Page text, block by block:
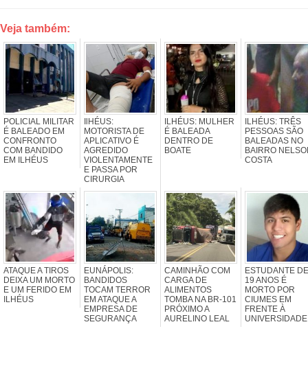
Veja também:
POLICIAL MILITAR
É BALEADO EM
CONFRONTO
COM BANDIDO
EM ILHÉUS
IlHÉUS:
MOTORISTA DE
APLICATIVO É
AGREDIDO
VIOLENTAMENTE
E PASSA POR
CIRURGIA
ILHÉUS: MULHER
É BALEADA
DENTRO DE
BOATE
ILHÉUS: TRÊS
PESSOAS SÃO
BALEADAS NO
BAIRRO
COSTA
ATAQUE A TIROS
DEIXA UM MORTO
E UM FERIDO EM
ILHÉUS
EUNÁPOLIS:
BANDIDOS
TOCAM TERROR
EM ATAQUE A
EMPRESA DE
SEGURANÇA
CAMINHÃO COM
CARGA DE
ALIMENTOS
TOMBA NA BR-101
PRÓXIMO A
AURELINO LEAL
ESTUDANTE DE
19 ANOS É
MORTO POR
CIUMES EM
FRENTE À
UNIVERSIDADE